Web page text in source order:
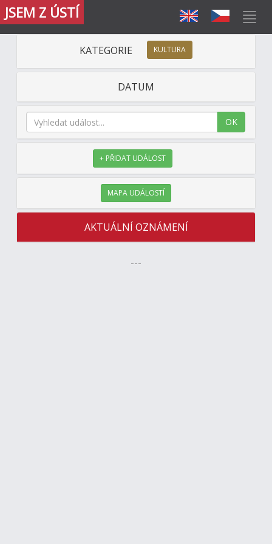
JSEM Z ÚSTÍ
KATEGORIE KULTURA
DATUM
OK
+ PŘIDAT UDÁLOST
MAPA UDÁLOSTÍ
AKTUÁLNÍ OZNÁMENÍ
---